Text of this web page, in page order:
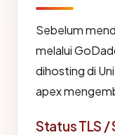
Sebelum
melalui
dihosting di
apex
Status TLS /